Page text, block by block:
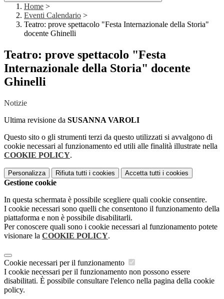
Home >
Eventi Calendario >
Teatro: prove spettacolo "Festa Internazionale della Storia"
docente Ghinelli
Teatro: prove spettacolo "Festa
Internazionale della Storia" docente
Ghinelli
Notizie
Ultima revisione da SUSANNA VAROLI
Questo sito o gli strumenti terzi da questo utilizzati si avvalgono di
cookie necessari al funzionamento ed utili alle finalità illustrate nella
COOKIE POLICY.
Personalizza Rifiuta tutti i cookies Accetta tutti i cookies
Gestione cookie
In questa schermata è possibile scegliere quali cookie consentire.
I cookie necessari sono quelli che consentono il funzionamento della
piattaforma e non è possibile disabilitarli.
Per conoscere quali sono i cookie necessari al funzionamento potete
visionare la COOKIE POLICY.
Cookie necessari per il funzionamento
I cookie necessari per il funzionamento non possono essere
disabilitati. È possibile consultare l'elenco nella pagina della cookie
policy.